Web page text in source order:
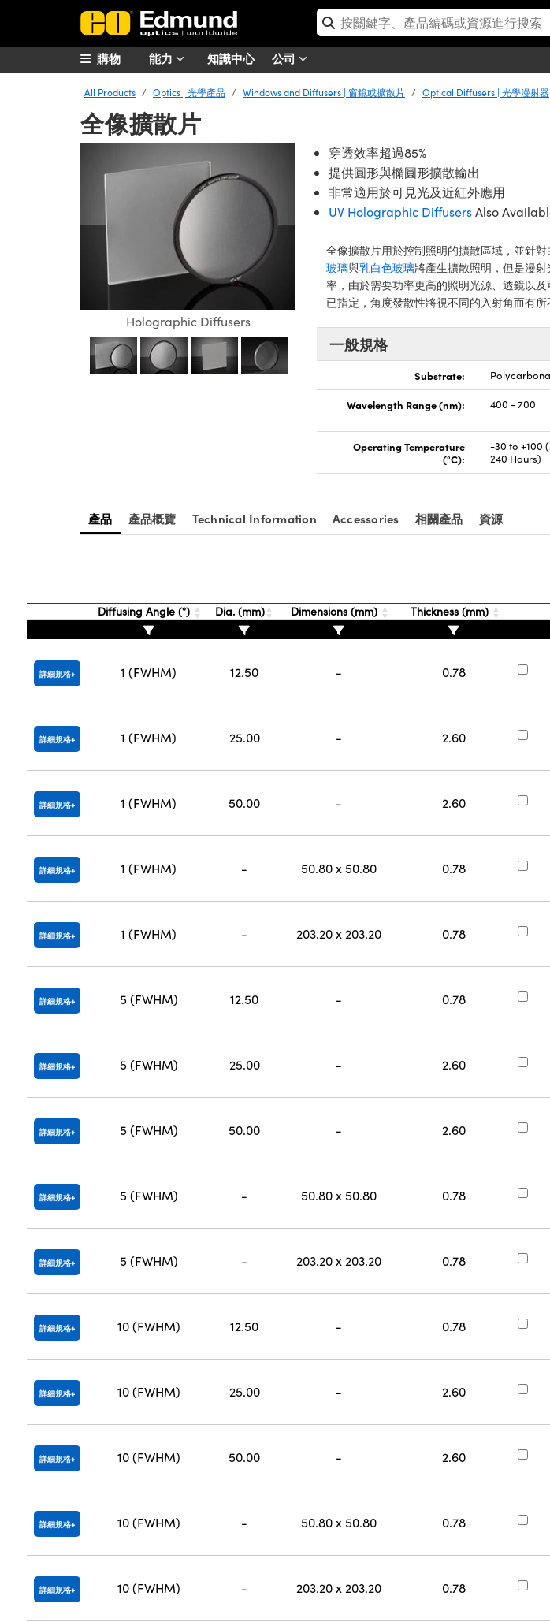
能力 知識中心 公司
購物
All Products Optics | 光學產品 Windows and Diffusers | 窗鏡或擴散片 Optical Diffusers | 光學漫射器
全像擴散片
Holographic Diffusers
穿透效率超過85%
提供圓形與橢圓形擴散輸出
非常適用於可見光及近紅外應用
UV Holographic DiffusersAlso
全像擴散片用於控制照明的擴散區域，並針
玻璃與乳白色玻璃將產生擴散照明，但是漫
率，由於需要功率更高的照明光源、透鏡以
已指定，角度發散性將視不同的入射角而有所
一般規格
Substrate:
Wavelength Range (nm): 400 - 700
Operating Temperature
(°C):
-30 to +100
240 Hours)
產品 產品概覽 Technical Information Accessories 相關產品 資源
Diffusing Angle (°) Dia. (mm) Dimensions (mm) Thickness (mm)
詳細規格 1 (FWHM) 12.50 - 0.78
詳細規格 1 (FWHM) 25.00 - 2.60
詳細規格 1 (FWHM) 50.00 - 2.60
詳細規格 1 (FWHM) - 50.80 x 50.80 0.78
詳細規格 1 (FWHM) - 203.20 x 203.20 0.78
詳細規格 5 (FWHM) 12.50 - 0.78
詳細規格 5 (FWHM) 25.00 - 2.60
詳細規格 5 (FWHM) 50.00 - 2.60
詳細規格 5 (FWHM) - 50.80 x 50.80 0.78
詳細規格 5 (FWHM) - 203.20 x 203.20 0.78
詳細規格 10 (FWHM) 12.50 - 0.78
詳細規格 10 (FWHM) 25.00 - 2.60
詳細規格 10 (FWHM) 50.00 - 2.60
詳細規格 10 (FWHM) - 50.80 x 50.80 0.78
詳細規格 10 (FWHM) - 203.20 x 203.20 0.78